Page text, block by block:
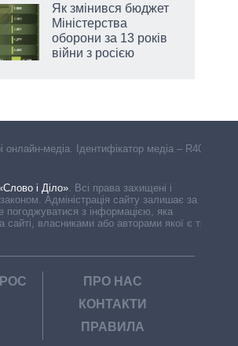
Як змінився бюджет
Міністерства
оборони за 13 років
війни з росією
онлайн-медіа. Ідентифікатор медіа – R40-
і Діло» Всі права захищені і
Адміністрація сайту залишає за
погоджуватися з інформацією, яка
сайті, власниками або авторами якої є треті
РОС
ПРО НАС
КОНТАКТИ
ПРАВИЛА